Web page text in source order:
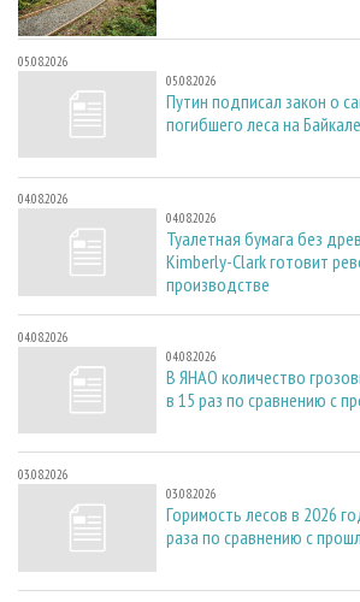
05.08.2026
05.08.2026
Путин подписал закон о
погибшего леса на Байкале
04.08.2026
04.08.2026
Туалетная бумага без
Kimberly-Clark готовит
производстве
04.08.2026
04.08.2026
В ЯНАО количество
в 15 раз по сравнению с
03.08.2026
03.08.2026
Горимость лесов в 2026
раза по сравнению с